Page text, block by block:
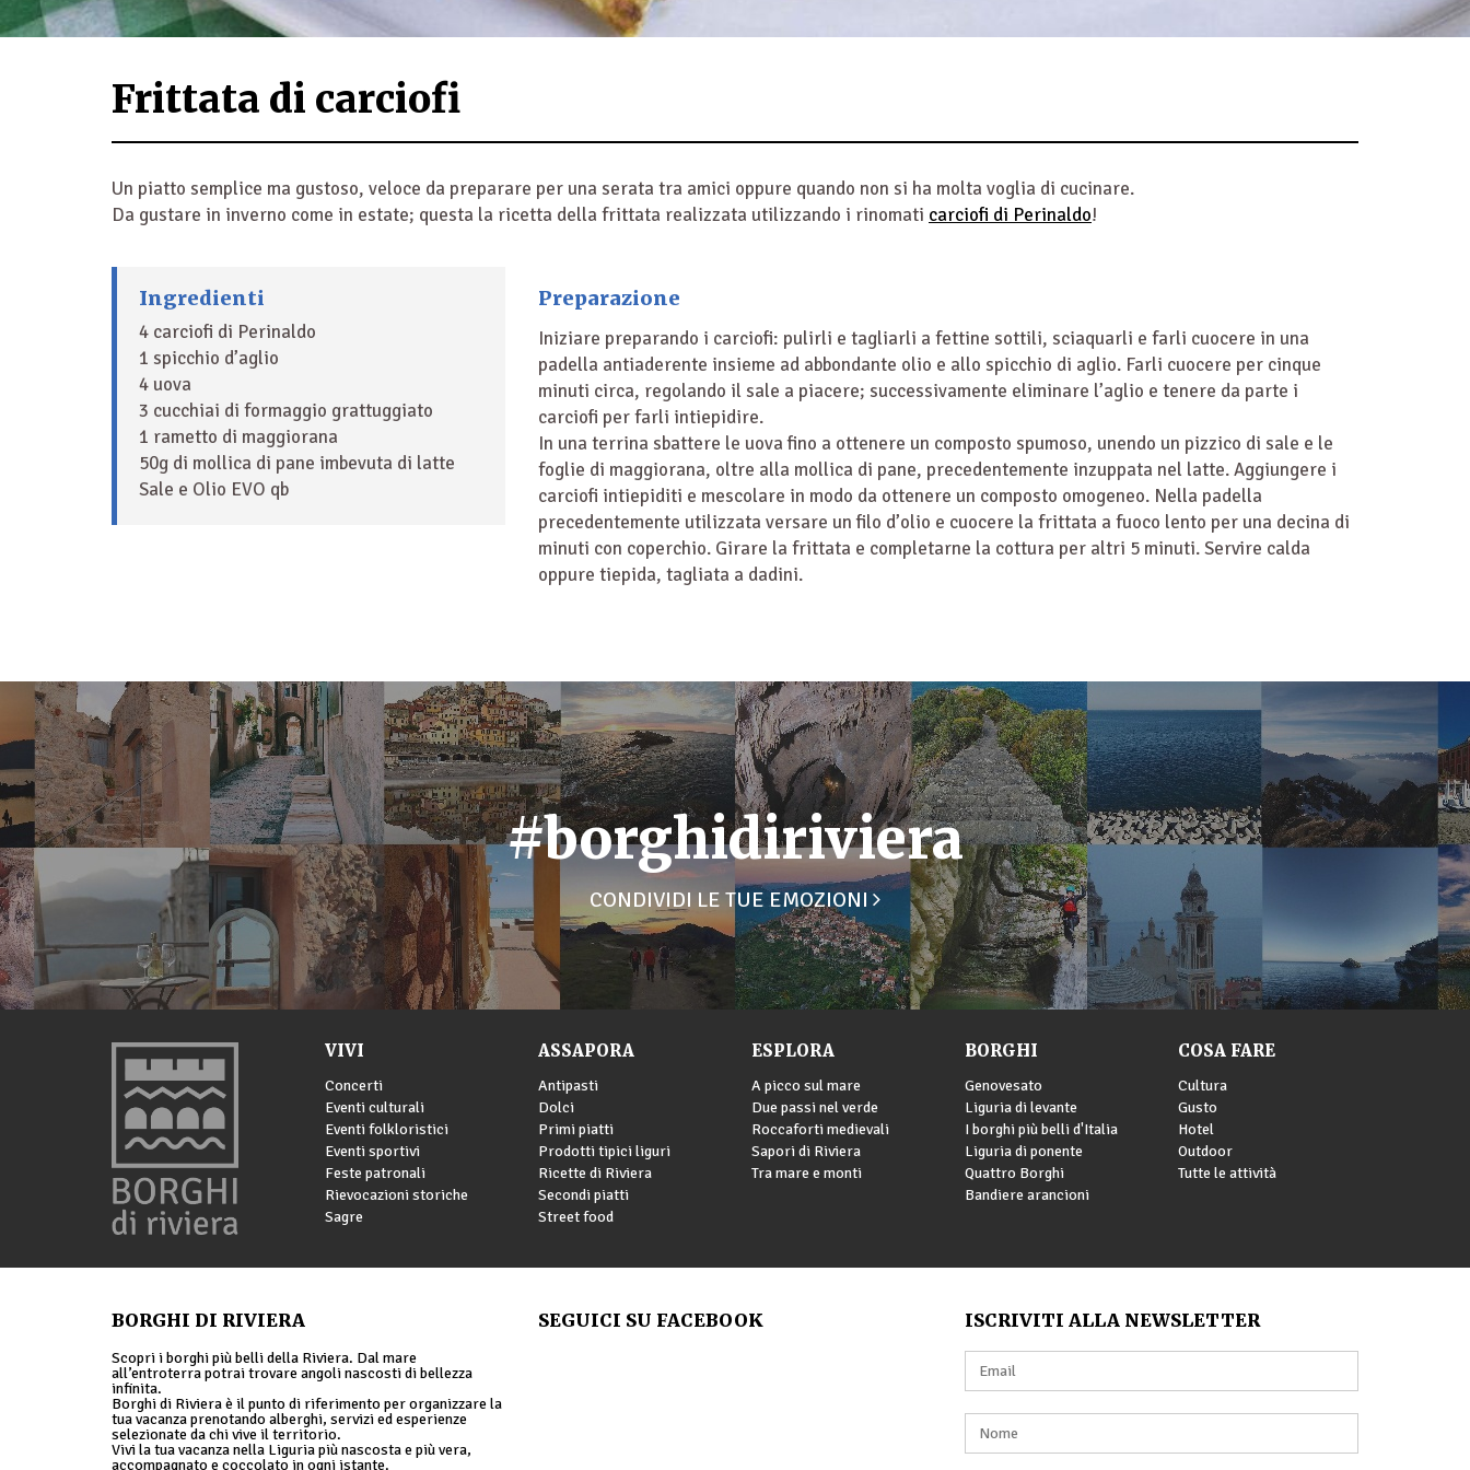
Frittata di carciofi
Un piatto semplice ma gustoso, veloce da preparare per una serata tra amici oppure quando non si ha molta voglia di cucinare.
Da gustare in inverno come in estate; questa la ricetta della frittata realizzata utilizzando i rinomati carciofi di Perinaldo!
Ingredienti
4 carciofi di Perinaldo
1 spicchio d’aglio
4 uova
3 cucchiai di formaggio grattuggiato
1 rametto di maggiorana
50g di mollica di pane imbevuta di latte
Sale e Olio EVO qb
Preparazione
Iniziare preparando i carciofi: pulirli e tagliarli a fettine sottili, sciaquarli e farli cuocere in una
padella antiaderente insieme ad abbondante olio e allo spicchio di aglio. Farli cuocere per cinque
minuti circa, regolando il sale a piacere; successivamente eliminare l’aglio e tenere da parte i
carciofi per farli intiepidire.
In una terrina sbattere le uova fino a ottenere un composto spumoso, unendo un pizzico di sale e le
foglie di maggiorana, oltre alla mollica di pane, precedentemente inzuppata nel latte. Aggiungere i
carciofi intiepiditi e mescolare in modo da ottenere un composto omogeneo. Nella padella
precedentemente utilizzata versare un filo d’olio e cuocere la frittata a fuoco lento per una decina di
minuti con coperchio. Girare la frittata e completarne la cottura per altri 5 minuti. Servire calda
oppure tiepida, tagliata a dadini.
#borghidiriviera
CONDIVIDI LE TUE EMOZIONI
VIVI
Concerti
Eventi culturali
Eventi folkloristici
Eventi sportivi
Feste patronali
Rievocazioni storiche
Sagre
ASSAPORA
Antipasti
Dolci
Primi piatti
Prodotti tipici liguri
Ricette di Riviera
Secondi piatti
Street food
ESPLORA
A picco sul mare
Due passi nel verde
Roccaforti medievali
Sapori di Riviera
Tra mare e monti
BORGHI
Genovesato
Liguria di levante
I borghi più belli d'Italia
Liguria di ponente
Quattro Borghi
Bandiere arancioni
COSA FARE
Cultura
Gusto
Hotel
Outdoor
Tutte le attività
BORGHI DI RIVIERA
Scopri i borghi più belli della Riviera. Dal mare
all’entroterra potrai trovare angoli nascosti di bellezza
infinita.
Borghi di Riviera è il punto di riferimento per organizzare la
tua vacanza prenotando alberghi, servizi ed esperienze
selezionate da chi vive il territorio.
Vivi la tua vacanza nella Liguria più nascosta e più vera,
accompagnato e coccolato in ogni istante.
SEGUICI SU FACEBOOK ISCRIVITI ALLA NEWSLETTER